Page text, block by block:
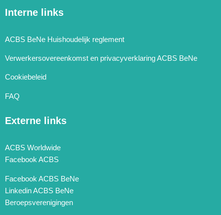
Interne links
ACBS BeNe Huishoudelijk reglement
Verwerkersovereenkomst en privacyverklaring ACBS BeNe
Cookiebeleid
FAQ
Externe links
ACBS Worldwide
Facebook ACBS
Facebook ACBS BeNe
Linkedin ACBS BeNe
Beroepsverenigingen